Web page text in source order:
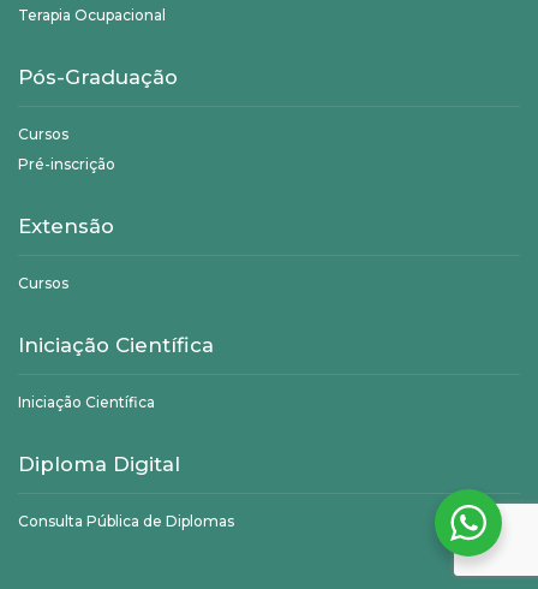
Terapia Ocupacional
Pós-Graduação
Cursos
Pré-inscrição
Extensão
Cursos
Iniciação Científica
Iniciação Científica
Diploma Digital
Consulta Pública de Diplomas